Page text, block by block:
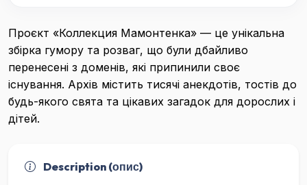
Проєкт «Коллекция Мамонтенка» — це унікальна
збірка гумору та розваг, що були дбайливо
перенесені з доменів, які припинили своє
існування. Архів містить тисячі анекдотів, тостів до
будь-якого свята та цікавих загадок для дорослих і
дітей.
Description (опис)